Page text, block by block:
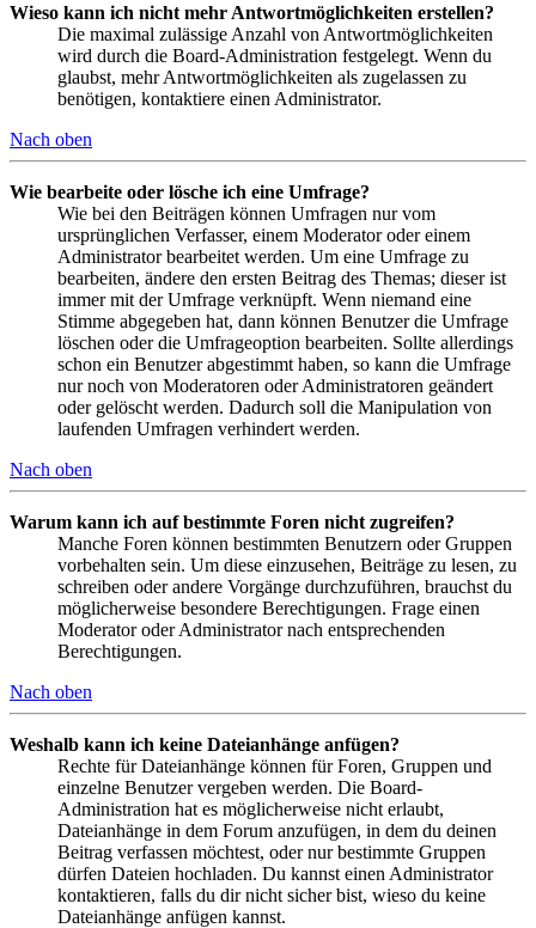
Wieso kann ich nicht mehr Antwortmöglichkeiten erstellen?
Die maximal zulässige Anzahl von Antwortmöglichkeiten
wird durch die Board-Administration festgelegt. Wenn du
glaubst, mehr Antwortmöglichkeiten als zugelassen zu
benötigen, kontaktiere einen Administrator.
Nach oben
Wie bearbeite oder lösche ich eine Umfrage?
Wie bei den Beiträgen können Umfragen nur vom
ursprünglichen Verfasser, einem Moderator oder einem
Administrator bearbeitet werden. Um eine Umfrage zu
bearbeiten, ändere den ersten Beitrag des Themas; dieser ist
immer mit der Umfrage verknüpft. Wenn niemand eine
Stimme abgegeben hat, dann können Benutzer die Umfrage
löschen oder die Umfrageoption bearbeiten. Sollte allerdings
schon ein Benutzer abgestimmt haben, so kann die Umfrage
nur noch von Moderatoren oder Administratoren geändert
oder gelöscht werden. Dadurch soll die Manipulation von
laufenden Umfragen verhindert werden.
Nach oben
Warum kann ich auf bestimmte Foren nicht zugreifen?
Manche Foren können bestimmten Benutzern oder Gruppen
vorbehalten sein. Um diese einzusehen, Beiträge zu lesen, zu
schreiben oder andere Vorgänge durchzuführen, brauchst du
möglicherweise besondere Berechtigungen. Frage einen
Moderator oder Administrator nach entsprechenden
Berechtigungen.
Nach oben
Weshalb kann ich keine Dateianhänge anfügen?
Rechte für Dateianhänge können für Foren, Gruppen und
einzelne Benutzer vergeben werden. Die Board-
Administration hat es möglicherweise nicht erlaubt,
Dateianhänge in dem Forum anzufügen, in dem du deinen
Beitrag verfassen möchtest, oder nur bestimmte Gruppen
dürfen Dateien hochladen. Du kannst einen Administrator
kontaktieren, falls du dir nicht sicher bist, wieso du keine
Dateianhänge anfügen kannst.